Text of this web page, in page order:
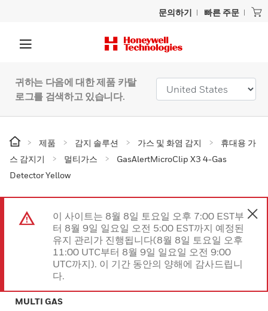
문의하기 빠른 주문
귀하는 다음에 대한 제품 카탈
로그를 검색하고 있습니다.
제품 감지 솔루션 가스 및 화염 감지
휴대용 가
스 감지기
멀티가스
GasAlertMicroClip X3 4-Gas
Detector Yellow
이 사이트는 8월 8일 토요일 오후 7:00 EST부
터 8월 9일 일요일 오전 5:00 EST까지 예정된
유지 관리가 진행됩니다(8월 8일 토요일 오후
11:00 UTC부터 8월 9일 일요일 오전 9:00
UTC까지). 이 기간 동안의 양해에 감사드립니
다.
MULTI GAS